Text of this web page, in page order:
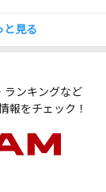
と見る
ランキングなど
報をチェック！